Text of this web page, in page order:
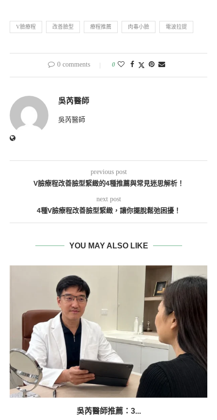
V臉療程 改善臉型 療程推薦 肉毒小臉 電波拉提
0 comments 0
吳芮醫師
吳芮醫師
previous post
V臉療程改善臉型緊緻的4種推薦與常見迷思解析！
next post
4種V臉療程改善臉型緊緻，讓你擺脫鬆弛困擾！
YOU MAY ALSO LIKE
吳芮醫師推薦：3...